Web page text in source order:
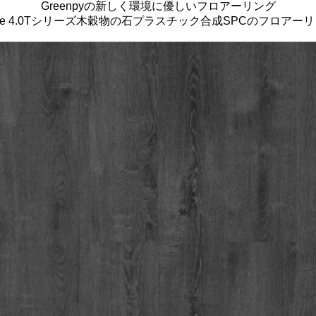
Greenpyの新しく環境に優しいフロアーリング
4.0Tシリーズ木穀物の石プラスチック合成SPCのフロアー